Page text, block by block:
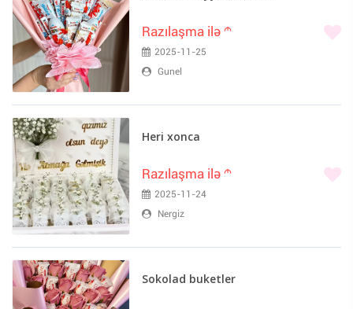
Razılaşma ilə m
2025-11-25
Gunel
Heri xonca
Razılaşma ilə m
2025-11-24
Nergiz
Sokolad buketler